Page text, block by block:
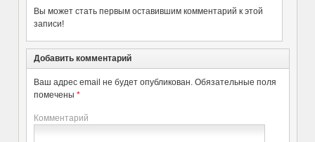
Вы может стать первым оставившим комментарий к этой
записи!
Добавить комментарий
Ваш адрес email не будет опубликован. Обязательные поля
помечены *
Комментарий